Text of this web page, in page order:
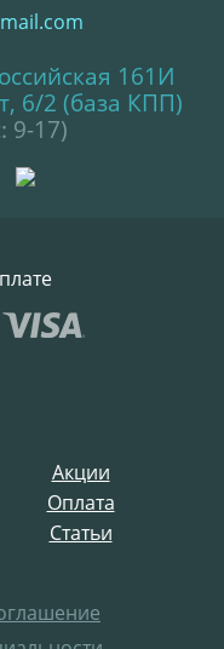
Акции
Оплата
Статьи
161И
6/2 (база КПП)
9-17)